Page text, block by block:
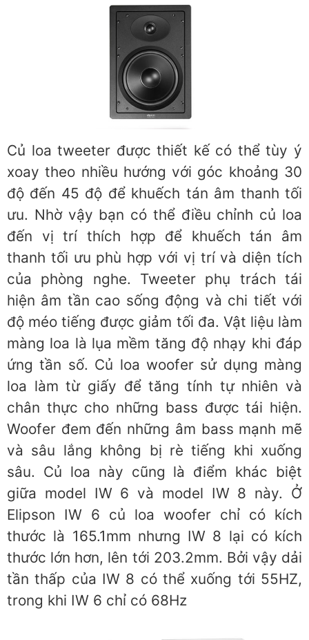
Củ loa tweeter được thiết kế có thể tùy ý
xoay theo nhiều hướng với góc khoảng 30
độ đến 45 độ để khuếch tán âm thanh tối
ưu. Nhờ vậy bạn có thể điều chỉnh củ loa
đến vị trí thích hợp để khuếch tán âm
thanh tối ưu phù hợp với vị trí và diện tích
của phòng nghe. Tweeter phụ trách tái
hiện âm tần cao sống động và chi tiết với
độ méo tiếng được giảm tối đa. Vật liệu làm
màng loa là lụa mềm tăng độ nhạy khi đáp
ứng tần số. Củ loa woofer sử dụng màng
loa làm từ giấy để tăng tính tự nhiên và
chân thực cho những bass được tái hiện.
Woofer đem đến những âm bass mạnh mẽ
và sâu lắng không bị rè tiếng khi xuống
sâu. Củ loa này cũng là điểm khác biệt
giữa model IW 6 và model IW 8 này. Ở
Elipson IW 6 củ loa woofer chỉ có kích
thước là 165.1mm nhưng IW 8 lại có kích
thước lớn hơn, lên tới 203.2mm. Bởi vậy dải
tần thấp của IW 8 có thể xuống tới 55HZ,
trong khi IW 6 chỉ có 68Hz